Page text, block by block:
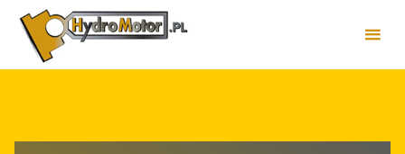
content